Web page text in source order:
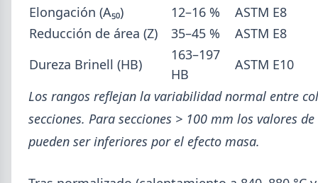
Informe ADIMRA junio 2026: la
producción metalúrgica cayó 4,6%
La producción metalúrgica acumula una baja de
Elongación (A₅₀)
12–16 %
ASTM E8
Reducción de área (Z)
35–45 %
ASTM E8
Dureza Brinell (HB)
163–197
HB
ASTM E10
Los rangos reflejan la variabilidad normal entre
secciones. Para secciones > 100 mm los valores
pueden ser inferiores por el efecto masa.